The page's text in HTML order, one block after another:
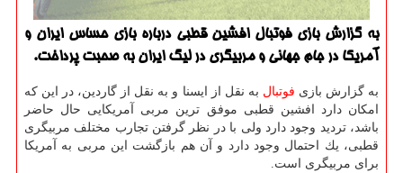
به گزارش بازی فوتبال افشین قطبی درباره بازی حساس ایران و
آمریكا در جام جهانی و مربیگری در لیگ ایران به صحبت پرداخت.
به گزارش بازی فوتبال به نقل از ایسنا و به نقل از گاردین، در این كه
امكان دارد افشین قطبی موفق ترین مربی آمریكایی حال حاضر
باشد، تردید وجود دارد ولی با در نظر گرفتن تجارب مختلف مربیگری
قطبی، یك احتمال وجود دارد و آن هم بازگشت این مربی به آمریكا
برای مربیگری است.